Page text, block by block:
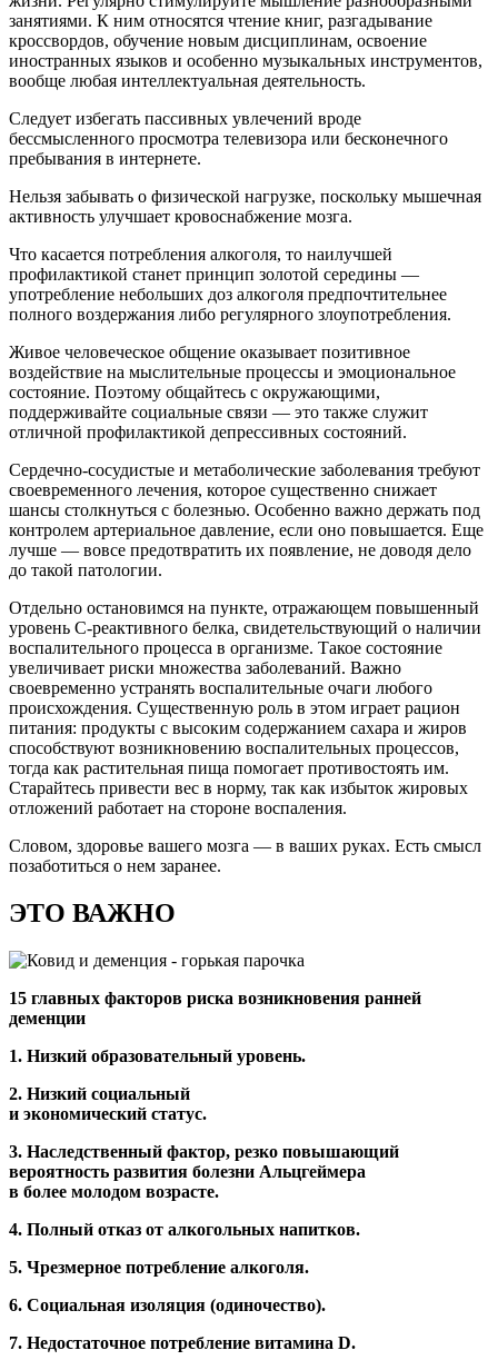
занятиями. К ним относятся чтение книг, разгадывание
кроссвордов, обучение новым дисциплинам, освоение
иностранных языков и особенно музыкальных инструментов,
вообще любая интеллектуальная деятельность.
Следует избегать пассивных увлечений вроде
бессмысленного просмотра телевизора или бесконечного
пребывания в интернете.
Нельзя забывать о физической нагрузке, поскольку мышечная
активность улучшает кровоснабжение мозга.
Что касается потребления алкоголя, то наилучшей
профилактикой станет принцип золотой середины —
употребление небольших доз алкоголя предпочтительнее
полного воздержания либо регулярного зло­употребления.
Живое человеческое общение оказывает позитивное
воздействие на мыслительные процессы и эмоциональное
состояние. Поэтому общайтесь с окружающими,
поддерживайте социальные связи — это также служит
отличной профилактикой депрессивных состояний.
Сердечно-сосудистые и метаболические заболевания требуют
своевременного лечения, которое существенно снижает
шансы столкнуться с болезнью. Особенно важно держать под
контролем артериальное давление, если оно повышается. Еще
лучше — вовсе предотвратить их появление, не доводя дело
до такой патологии.
Отдельно остановимся на пункте, отражающем повышенный
уровень С-реактивного белка, свидетельствующий о наличии
воспалительного процесса в организме. Такое состояние
увеличивает риски множества заболеваний. Важно
своевременно устранять воспалительные очаги любого
происхождения. Существенную роль в этом играет рацион
питания: продукты с высоким содержанием сахара и жиров
способствуют возникновению воспалительных процессов,
тогда как растительная пища помогает противостоять им.
Старайтесь привести вес в норму, так как избыток жировых
отложений работает на стороне воспаления.
Словом, здоровье вашего мозга — в ваших руках. Есть смысл
позаботиться о нем заранее.
ЭТО ВАЖНО
15 главных факторов риска возникновения ранней
деменции
1. Низкий образовательный уровень.
2. Низкий социальный
и экономический статус.
3. Наследственный фактор, резко повышающий
вероятность развития болезни Альцгеймера
в более молодом возрасте.
4. Полный отказ от алкогольных напитков.
5. Чрезмерное потребление алкоголя.
6. Социальная изоляция (одиночество).
7. Недостаточное потребление витамина D.